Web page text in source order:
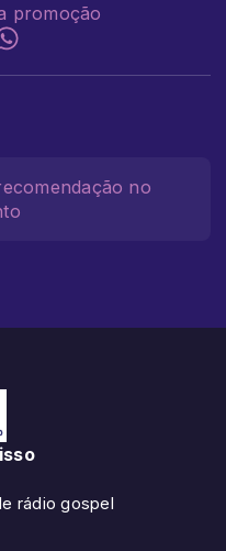
promoção
no
rádio gospel